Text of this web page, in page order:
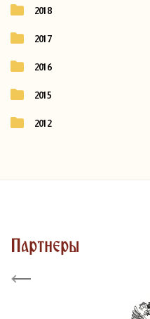
2018
2017
2016
2015
2012
Партнеры
Previous